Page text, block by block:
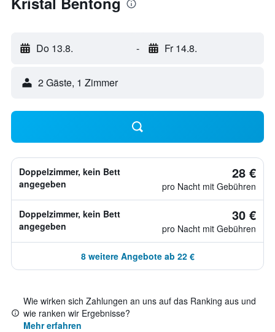
Do 13.8. - Fr 14.8.
2 Gäste, 1 Zimmer
Doppelzimmer, kein Bett
angegeben
28 €
pro Nacht mit Gebühren
Doppelzimmer, kein Bett
angegeben
30 €
pro Nacht mit Gebühren
8 weitere Angebote ab 22 €
Wie wirken sich Zahlungen an uns auf das Ranking aus und
wie ranken wir Ergebnisse?
Mehr erfahren